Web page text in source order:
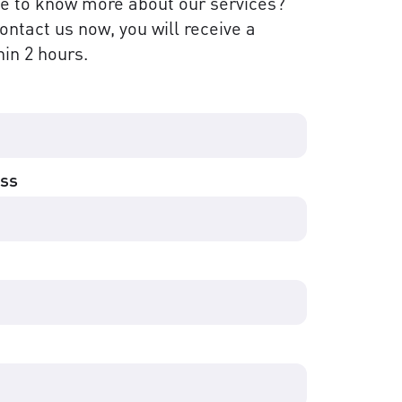
us now, you will receive a
2 hours.